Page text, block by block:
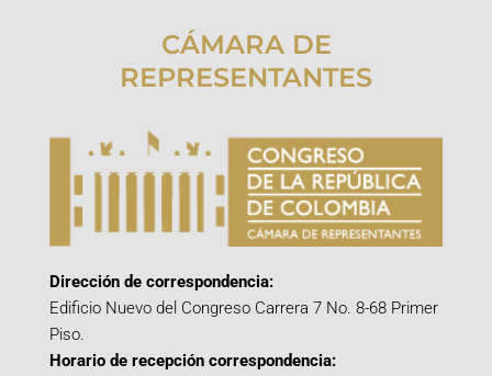
CÁMARA DE
REPRESENTANTES
Dirección de correspondencia:
Edificio Nuevo del Congreso Carrera 7 No. 8-68 Primer
Piso.
Horario de recepción correspondencia: